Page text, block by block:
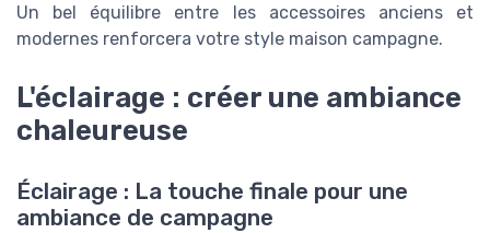
Un bel équilibre entre les accessoires anciens et
modernes renforcera votre style maison campagne.
L'éclairage : créer une ambiance
chaleureuse
Éclairage : La touche finale pour une
ambiance de campagne